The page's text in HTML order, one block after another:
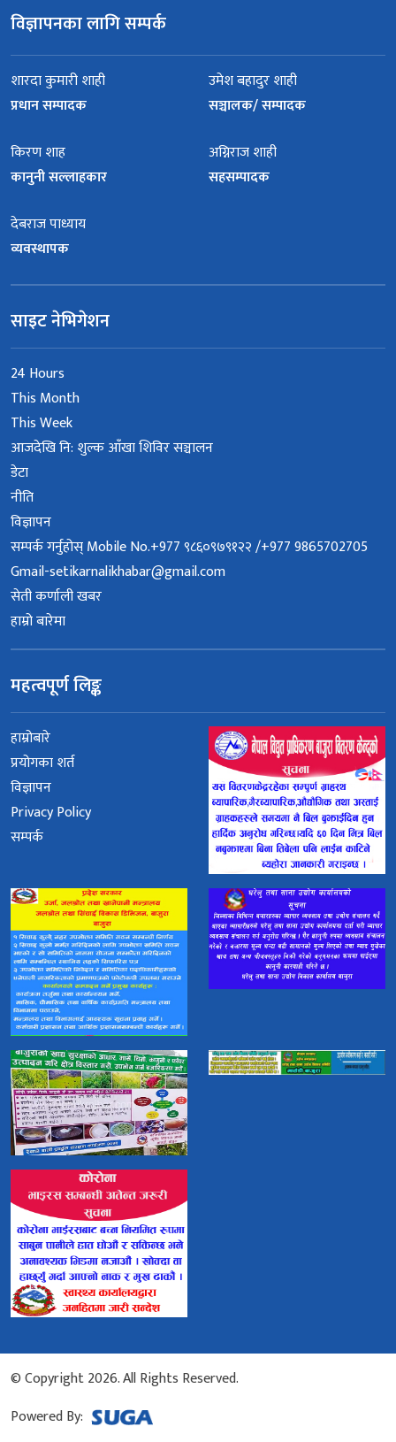
विज्ञापनका लागि सम्पर्क
शारदा कुमारी शाही
प्रधान सम्पादक
उमेश बहादुर शाही
सञ्चालक/ सम्पादक
किरण शाह
कानुनी सल्लाहकार
अग्निराज शाही
सहसम्पादक
देबराज पाध्याय
व्यवस्थापक
साइट नेभिगेशन
24 Hours
This Month
This Week
आजदेखि नि: शुल्क आँखा शिविर सञ्चालन
डेटा
नीति
विज्ञापन
सम्पर्क गर्नुहोस् Mobile No.+977 ९८६०९७९१२२ /+977 9865702705
Gmail-setikarnalikhabar@gmail.com
सेती कर्णाली खबर
हाम्रो बारेमा
महत्वपूर्ण लिङ्क
हाम्रोबारे
प्रयोगका शर्त
विज्ञापन
Privacy Policy
सम्पर्क
© Copyright 2026. All Rights Reserved.
Powered By: